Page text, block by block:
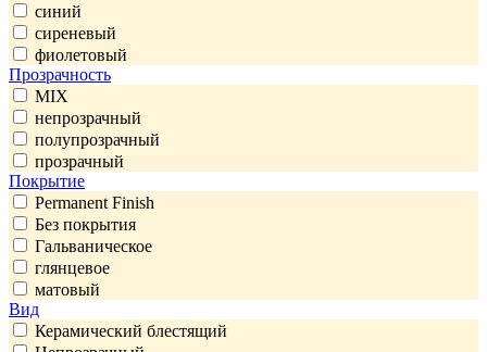
синий
сиреневый
фиолетовый
Прозрачность
MIX
непрозрачный
полупрозрачный
прозрачный
Покрытие
Permanent Finish
Без покрытия
Гальваническое
глянцевое
матовый
Вид
Керамический блестящий